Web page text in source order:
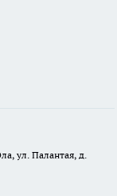
ул. Палантая, д.